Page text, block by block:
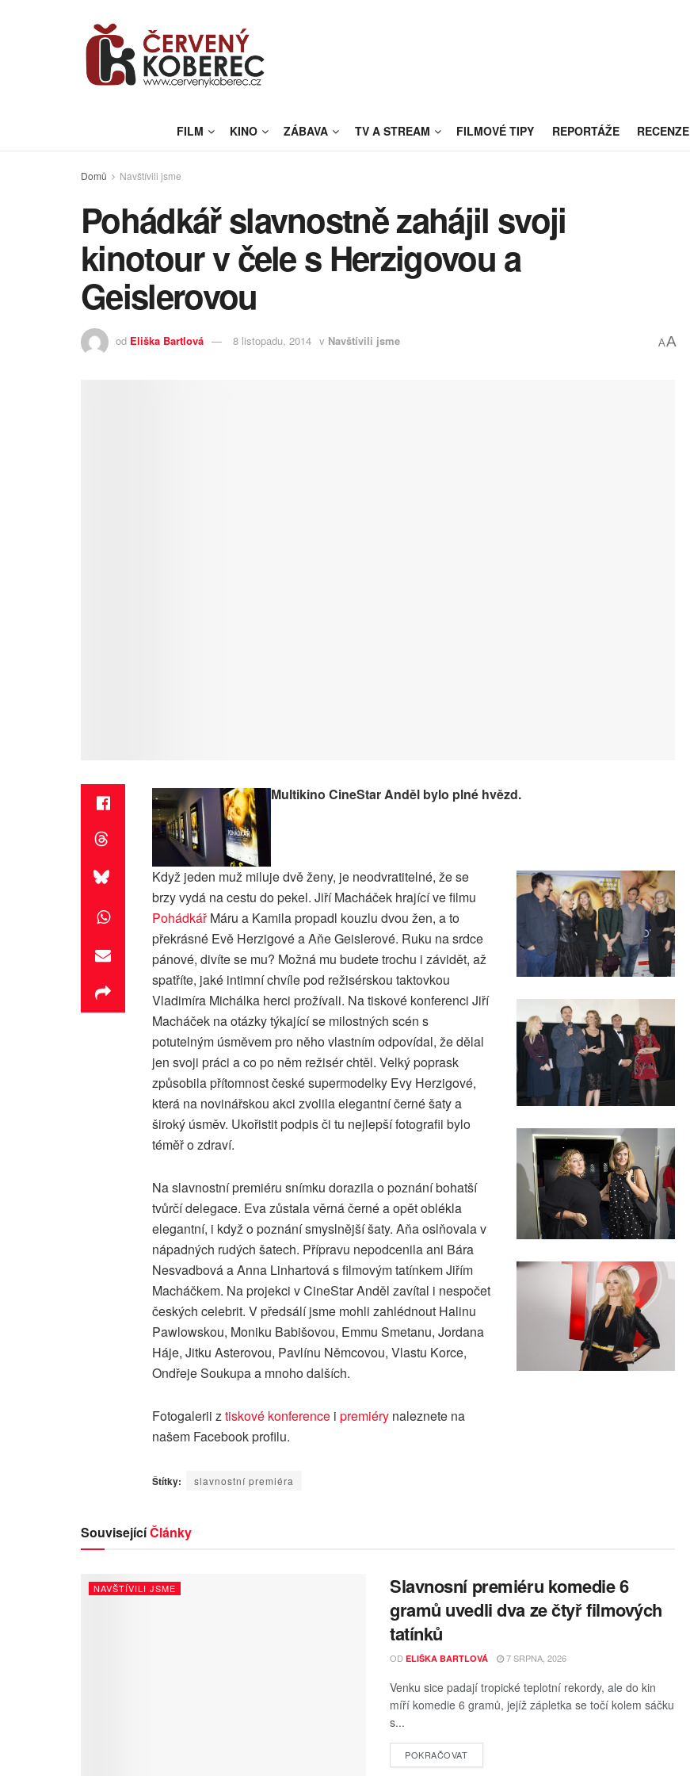
FILM KINO ZÁBAVA TV A STREAM FILMOVÉ TIPY REPORTÁŽE RECENZE
Domů Navštívili jsme
Pohádkář slavnostně zahájil svoji
kinotour v čele s Herzigovou a
Geislerovou
od Eliška Bartlová 8 listopadu, 2014 v Navštívili jsme AA
Multikino CineStar Anděl bylo plné hvězd.
Když jeden muž miluje dvě ženy, je neodvratitelné, že se
brzy vydá na cestu do pekel. Jiří Macháček hrající ve filmu
PohádkářMáru a Kamila propadl kouzlu dvou žen, a to
překrásné Evě Herzigové a Aňe Geislerové. Ruku na srdce
pánové, divíte se mu? Možná mu budete trochu i závidět, až
spatříte, jaké intimní chvíle pod režisérskou taktovkou
Vladimíra Michálka herci prožívali. Na tiskové konferenci Jiří
Macháček na otázky týkající se milostných scén s
potutelným úsměvem pro něho vlastním odpovídal, že dělal
jen svoji práci a co po něm režisér chtěl. Velký poprask
způsobila přítomnost české supermodelky Evy Herzigové,
která na novinářskou akci zvolila elegantní černé šaty a
široký úsměv. Ukořistit podpis či tu nejlepší fotografii bylo
téměř o zdraví.
Na slavnostní premiéru snímku dorazila o poznání bohatší
tvůrčí delegace. Eva zůstala věrná černé a opět oblékla
elegantní, i když o poznání smyslnější šaty. Aňa oslňovala v
nápadných rudých šatech. Přípravu nepodcenila ani Bára
Nesvadbová a Anna Linhartová s filmovým tatínkem Jiřím
Macháčkem. Na projekci v CineStar Anděl zavítal i nespočet
českých celebrit. V předsálí jsme mohli zahlédnout Halinu
Pawlowskou, Moniku Babišovou, Emmu Smetanu, Jordana
Háje, Jitku Asterovou, Pavlínu Němcovou, Vlastu Korce,
Ondřeje Soukupa a mnoho dalších.
Fotogalerii ztiskové konference i premiéry naleznete na
našem Facebook profilu.
Štítky: slavnostní premiéra
SouvisejícíČlánky
NAVŠTÍVILI JSME
Slavnosní premiéru komedie 6
gramů uvedli dva ze čtyř filmových
tatínků
OD ELIŠKA BARTLOVÁ 7 SRPNA, 2026
Venku sice padají tropické teplotní rekordy, ale do kin
míří komedie 6 gramů, jejíž zápletka se točí kolem sáčku
s...
POKRAČOVAT